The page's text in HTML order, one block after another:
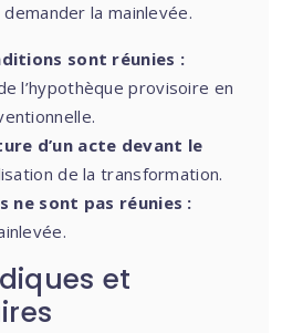
la mainlevée.
sont réunies :
l’hypothèque provisoire en
d’un acte devant le
de la transformation.
ne sont pas réunies :
et